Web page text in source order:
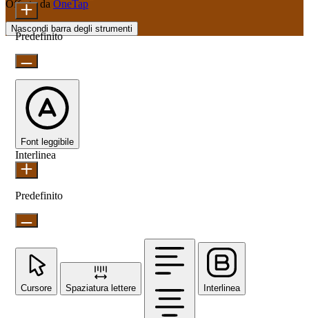
Offerto da OneTap
Nascondi barra degli strumenti
Predefinito
Font leggibile
Interlinea
Predefinito
Cursore Spaziatura lettere Interlinea